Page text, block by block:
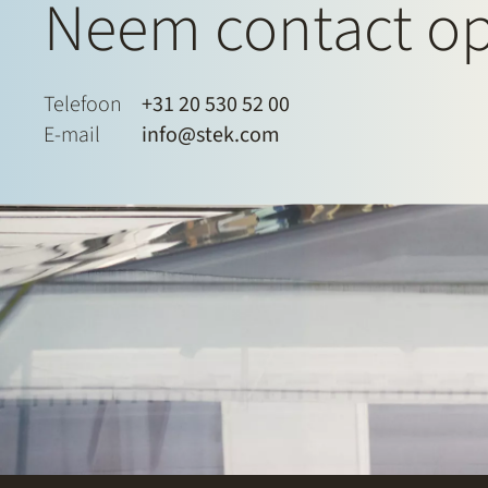
Neem contact
Telefoon
+31 20 530 52 00
E-mail
info@stek.com